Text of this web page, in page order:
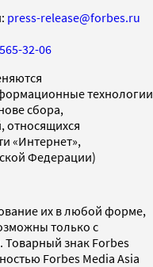
press-release@forbes.ru
32-06
технологии
сбора,
относящихся
«Интернет»,
Федерации)
их в любой форме,
только с
знак Forbes
Forbes Media Asia